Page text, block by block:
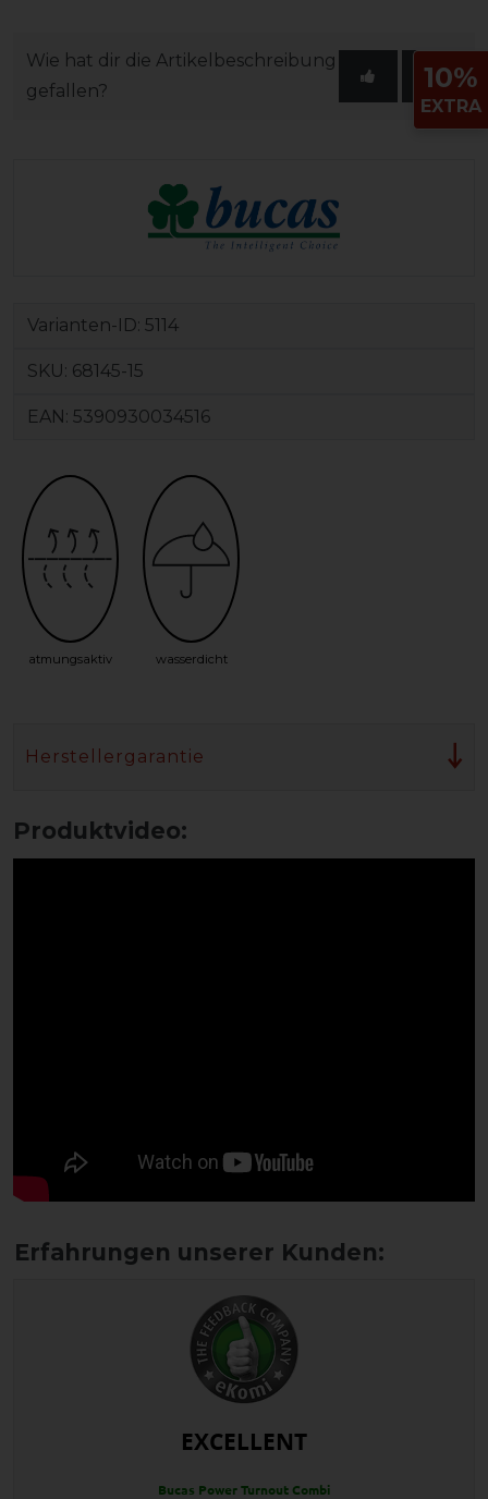
Wie hat dir die Artikelbeschreibung
gefallen?
Varianten-ID: 5114
SKU: 68145-15
EAN: 5390930034516
atmungsaktiv wasserdicht
Herstellergarantie
Produktvideo:
EXCELLENT
Bucas Power Turnout Combi
10%
EXTRA